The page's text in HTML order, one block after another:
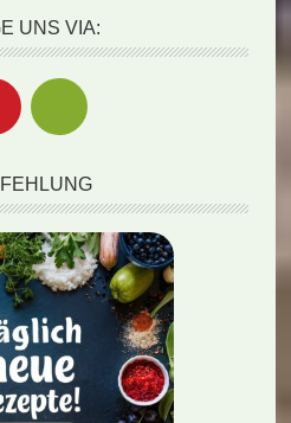
UNS VIA: